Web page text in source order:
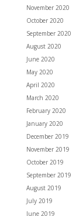
November 2020
October 2020
September 2020
August 2020
June 2020
May 2020
April 2020
March 2020
February 2020
January 2020
December 2019
November 2019
October 2019
September 2019
August 2019
July 2019
June 2019